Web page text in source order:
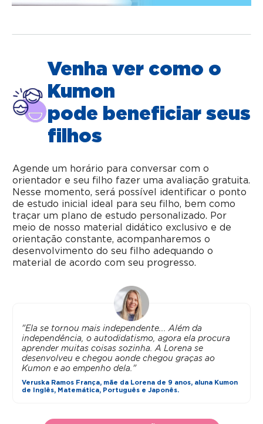
Venha ver como o
Kumon
pode beneficiar seus
filhos
Agende um horário para conversar com o
orientador e seu filho fazer uma avaliação gratuita.
Nesse momento, será possível identificar o ponto
de estudo inicial ideal para seu filho, bem como
traçar um plano de estudo personalizado. Por
meio de nosso material didático exclusivo e de
orientação constante, acompanharemos o
desenvolvimento do seu filho adequando o
material de acordo com seu progresso.
"Ela se tornou mais independente... Além da
independência, o autodidatismo, agora ela procura
aprender muitas coisas sozinha. A Lorena se
desenvolveu e chegou aonde chegou graças ao
Kumon e ao empenho dela."
Veruska Ramos França, mãe da Lorena de 9 anos, aluna Kumon
de Inglês, Matemática, Português e Japonês.